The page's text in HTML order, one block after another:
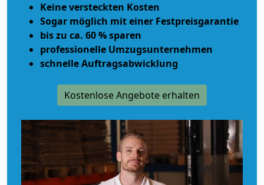
Keine versteckten Kosten
Sogar möglich mit einer Festpreisgarantie
bis zu ca. 60 % sparen
professionelle Umzugsunternehmen
schnelle Auftragsabwicklung
Kostenlose Angebote erhalten